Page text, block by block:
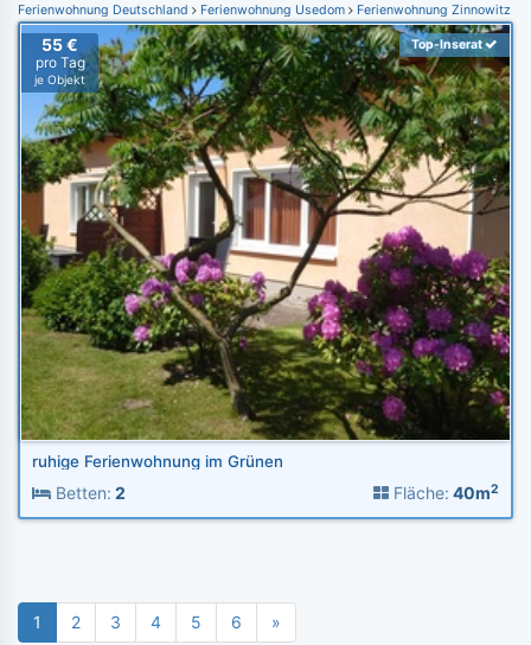
Ferienwohnung Deutschland Ferienwohnung Usedom Ferienwohnung Zinnowitz
55 €
pro Tag
je Objekt
Top-Inserat
ruhige Ferienwohnung im Grünen
Betten: 2 Fläche: 40m2
1 2 3 4 5 6 »